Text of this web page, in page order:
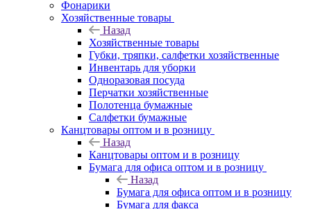
Фонарики
Хозяйственные товары
Назад
Хозяйственные товары
Губки, тряпки, салфетки хозяйственные
Инвентарь для уборки
Одноразовая посуда
Перчатки хозяйственные
Полотенца бумажные
Салфетки бумажные
Канцтовары оптом и в розницу
Назад
Канцтовары оптом и в розницу
Бумага для офиса оптом и в розницу
Назад
Бумага для офиса оптом и в розницу
Бумага для факса